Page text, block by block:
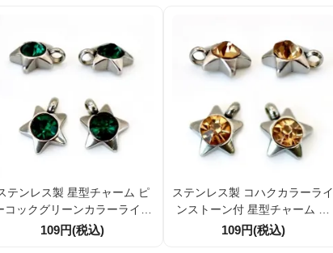
テンレス製 星型チャーム ピ
コックグリーンカラーライン
ストーン付き 約9.3mm カン内
109円(税込)
ステンレス製 コハクカラーライ
ンストーン付 星型チャーム ア
クセサリーパーツ 全長9.3ｍｍ
109円(税込)